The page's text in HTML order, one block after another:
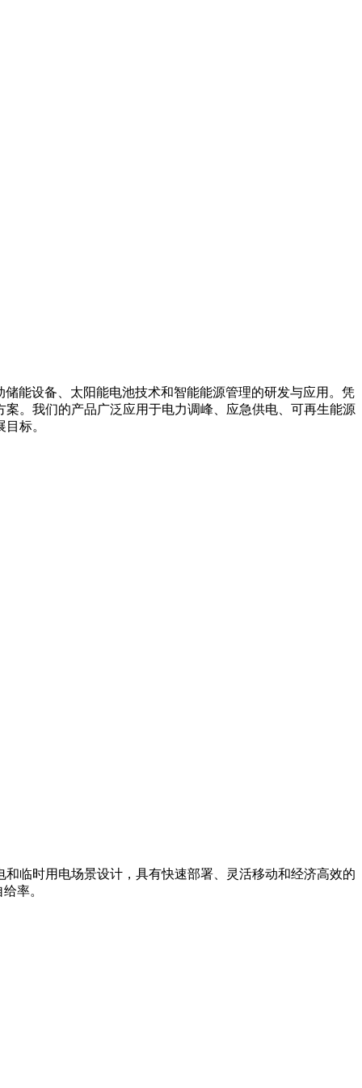
储能设备、太阳能电池技术和智能能源管理的研发与应用。凭
。我们的产品广泛应用于电力调峰、应急供电、可再生能源
标。
临时用电场景设计，具有快速部署、灵活移动和经济高效的
率。